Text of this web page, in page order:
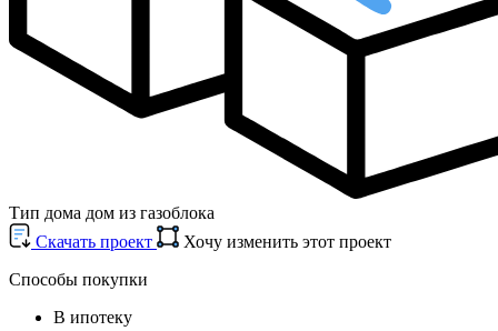
Тип дома дом из газоблока
Cкачать проект
Хочу изменить этот проект
Способы покупки
В ипотеку